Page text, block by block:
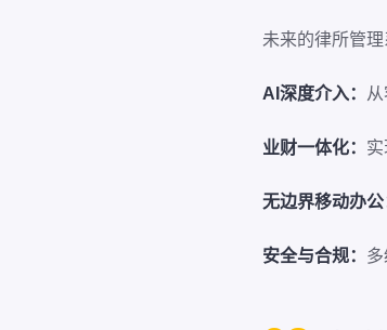
未来的律所管
AI深度介入：
业财一体化：
无边界移动办公
安全与合规：